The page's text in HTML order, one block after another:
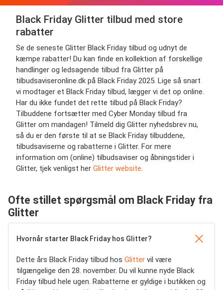
Black Friday Glitter tilbud med store
rabatter
Se de seneste Glitter Black Friday tilbud og udnyt de
kæmpe rabatter! Du kan finde en kollektion af forskellige
handlinger og ledsagende tilbud fra Glitter på
tilbudsaviseronline.dk på Black Friday 2025. Lige så snart
vi modtager et Black Friday tilbud, lægger vi det op online.
Har du ikke fundet det rette tilbud på Black Friday?
Tilbuddene fortsætter med Cyber Monday tilbud fra
Glitter om mandagen! Tilmeld dig Glitter nyhedsbrev nu,
så du er den første til at se Black Friday tilbuddene,
tilbudsaviserne og rabatterne i Glitter. For mere
information om (online) tilbudsaviser og åbningstider i
Glitter, tjek venligst her Glitter website.
Ofte stillet spørgsmål om Black Friday fra
Glitter
Hvornår starter Black Friday hos Glitter?
Dette års Black Friday tilbud hos Glitter vil være
tilgængelige den 28. november. Du vil kunne nyde Black
Friday tilbud hele ugen. Rabatterne er gyldige i butikken og